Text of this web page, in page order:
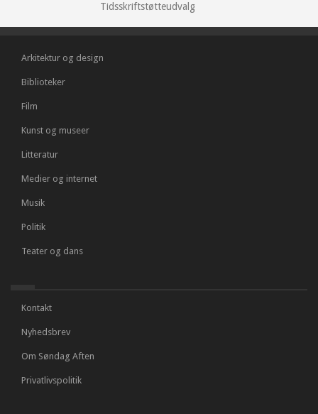
Tidsskriftstøtteudvalg
Arkitektur og design
Biblioteker
Film
Kunst og museer
Litteratur
Medier og internet
Musik
Politik
Teater og dans
Kontakt
Nyhedsbrev
Om Søndag Aften
Privatlivspolitik